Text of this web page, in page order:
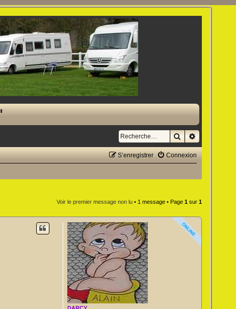
RechercherRecherche
Connexion
S’enregistrer
Voir le premier message non lu• 1 message • Page 1sur 1